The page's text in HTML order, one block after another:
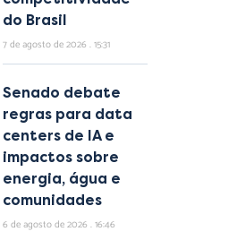
do Brasil
7 de agosto de 2026 15:31
Senado debate
regras para data
centers de IA e
impactos sobre
energia, água e
comunidades
6 de agosto de 2026 16:46